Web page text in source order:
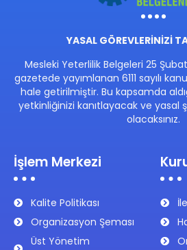
YASAL GÖREVLERİNİZİ
Mesleki Yeterlilik Belgeleri 25
gazetede yayımlanan 6111 sayılı
hale getirilmiştir. Bu kapsamda
yetkinliğinizi kanıtlayacak ve yasal
olacaksınız.
İşlem Merkezi
Kalite Politikası
Organizasyon Şeması
Üst Yönetim